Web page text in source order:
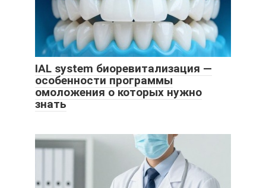
IAL system биоревитализация —
особенности программы
омоложения о которых нужно
знать